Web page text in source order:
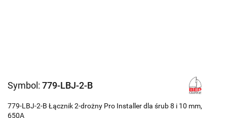
Symbol: 779-LBJ-2-B
779-LBJ-2-B Łącznik 2-drożny Pro Installer dla śrub 8 i 10 mm,
650A